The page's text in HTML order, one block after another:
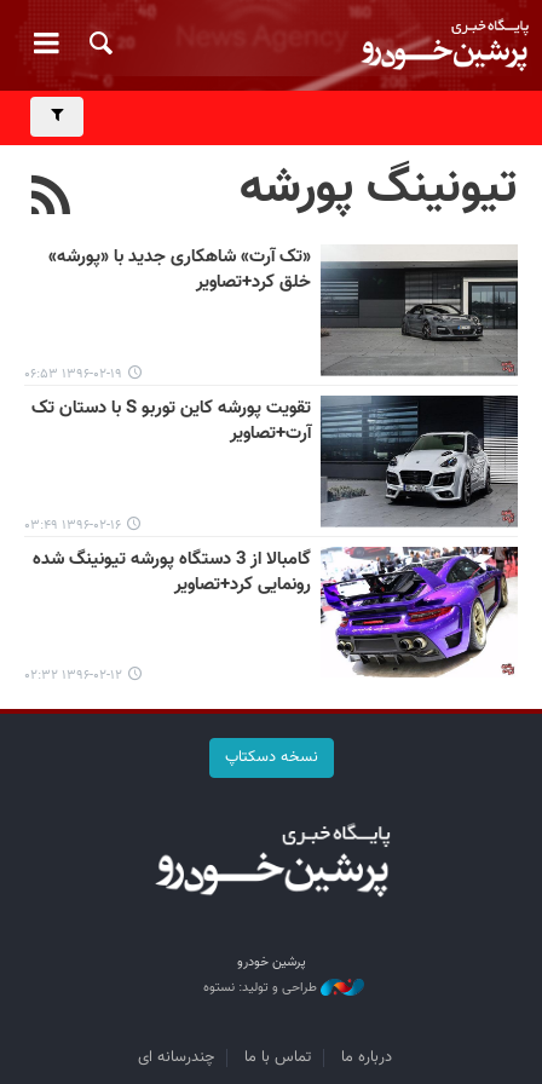
تیونینگ پورشه
«تک آرت» شاهکاری جدید با «پورشه»
خلق کرد+تصاویر
۱۳۹۶-۰۲-۱۹ ۰۶:۵۳
تقویت پورشه کاین توربو S با دستان تک
آرت+تصاویر
۱۳۹۶-۰۲-۱۶ ۰۳:۴۹
گامبالا از 3 دستگاه پورشه‌ تیونینگ شده
رونمایی کرد+تصاویر
۱۳۹۶-۰۲-۱۲ ۰۲:۳۲
نسخه دسکتاپ
پرشین خودرو
طراحی و تولید: نستوه
درباره ما تماس با ما چندرسانه ای